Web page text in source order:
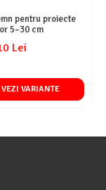
pentru proiecte
5–30 cm
Lei
VEZI VARIANTE